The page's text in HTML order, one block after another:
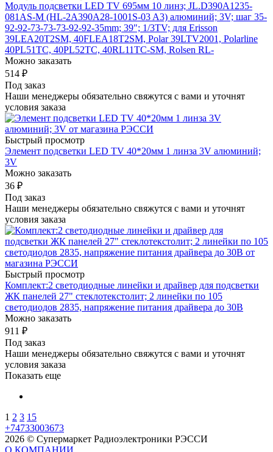
Модуль подсветки LED TV 695мм 10 линз; JL.D390A1235-
081AS-M (HL-2A390A28-1001S-03 A3) алюминий; 3V; шаг 35-
92-92-73-73-73-92-92-35mm; 39"; 1/3TV; для Erisson
39LEA20T2SM, 40FLEA18T2SM, Polar 39LTV2001, Polarline
40PL51TC, 40PL52TC, 40RL11TC-SM, Rolsen RL-
Можно заказать
514 ₽
Под заказ
Наши менеджеры обязательно свяжутся с вами и уточнят
условия заказа
Быстрый просмотр
Элемент подсветки LED TV 40*20мм 1 линза 3V алюминий;
3V
Можно заказать
36 ₽
Под заказ
Наши менеджеры обязательно свяжутся с вами и уточнят
условия заказа
Быстрый просмотр
Комплект:2 светодиодные линейки и драйвер для подсветки
ЖК панелей 27" стеклотекстолит; 2 линейки по 105
светодиодов 2835, напряжение питания драйвера до 30В
Можно заказать
911 ₽
Под заказ
Наши менеджеры обязательно свяжутся с вами и уточнят
условия заказа
Показать еще
1 2 3 15
+74733003673
2026 © Супермаркет Радиоэлектроники РЭССИ
О КОМПАНИИ